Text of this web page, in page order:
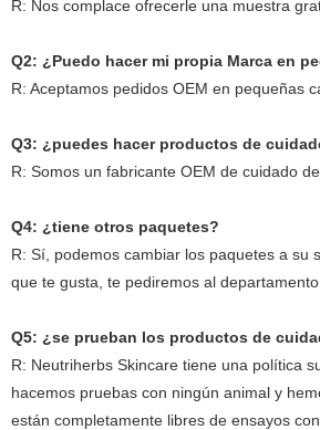
R: Nos complace ofrecerle una muestra
Q2: ¿Puedo hacer mi propia Marca en
R: Aceptamos pedidos OEM en pequeñas
Q3: ¿puedes hacer productos de
R: Somos un fabricante OEM de cuidado
Q4: ¿tiene otros paquetes?
R: Sí, podemos cambiar los paquetes a su
que te gusta, te pediremos al
Q5: ¿se prueban los productos de
R: Neutriherbs Skincare tiene una política
hacemos pruebas con ningún animal y
están completamente libres de ensayos